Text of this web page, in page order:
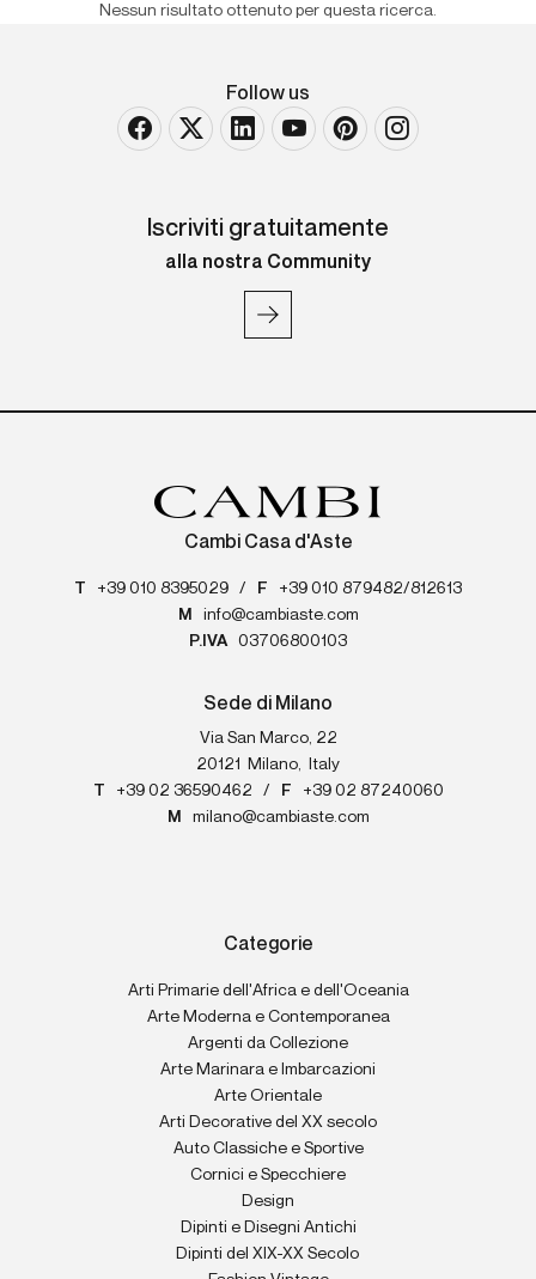
Nessun risultato ottenuto per questa ricerca.
Follow us
Iscriviti gratuitamente
alla nostra Community
Cambi Casa d'Aste
T +39 010 8395029 / F
+39 010 879482/812613
M
info@cambiaste.com
P.IVA
03706800103
Sede di Milano
Via San Marco, 22
20121
Milano
Italy
T
+39 02 36590462 / F
+39 02 87240060
M
milano@cambiaste.com
Categorie
Arti Primarie dell'Africa e dell'Oceania
Arte Moderna e Contemporanea
Argenti da Collezione
Arte Marinara e Imbarcazioni
Arte Orientale
Arti Decorative del XX secolo
Auto Classiche e Sportive
Cornici e Specchiere
Design
Dipinti e Disegni Antichi
Dipinti del XIX-XX Secolo